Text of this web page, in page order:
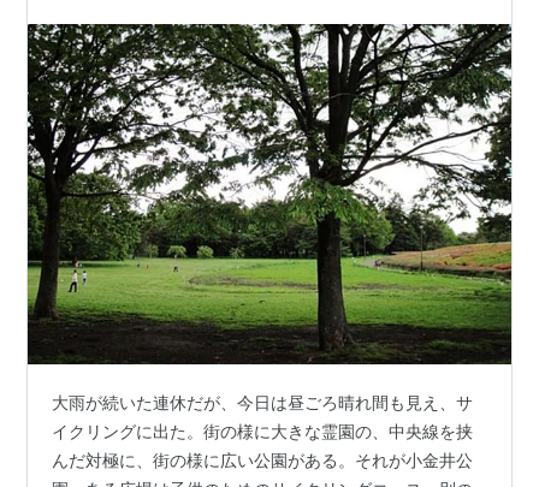
大雨が続いた連休だが、今日は昼ごろ晴れ間も見え、サ
イクリングに出た。街の様に大きな霊園の、中央線を挟
んだ対極に、街の様に広い公園がある。それが小金井公